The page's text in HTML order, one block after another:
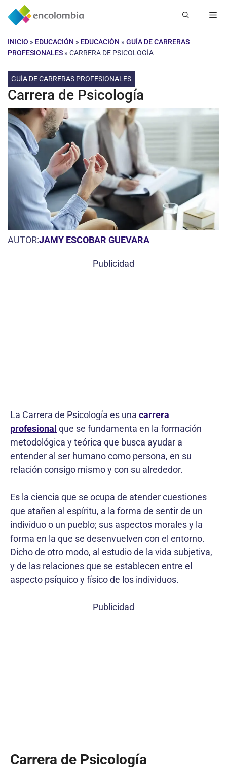
Saltar
INICIO » EDUCACIÓN » EDUCACIÓN » GUÍA DE CARRERAS
PROFESIONALES » CARRERA DE PSICOLOGÍA
GUÍA DE CARRERAS PROFESIONALES
Carrera de Psicología
AUTOR:JAMY ESCOBAR GUEVARA
Publicidad
La Carrera de Psicología es una carrera
profesional que se fundamenta en la formación
metodológica y teórica que busca ayudar a
entender al ser humano como persona, en su
relación consigo mismo y con su alrededor.
Es la ciencia que se ocupa de atender cuestiones
que atañen al espíritu, a la forma de sentir de un
individuo o un pueblo; sus aspectos morales y la
forma en la que se desenvuelven con el entorno.
Dicho de otro modo, al estudio de la vida subjetiva,
y de las relaciones que se establecen entre el
aspecto psíquico y físico de los individuos.
Publicidad
Carrera de Psicología